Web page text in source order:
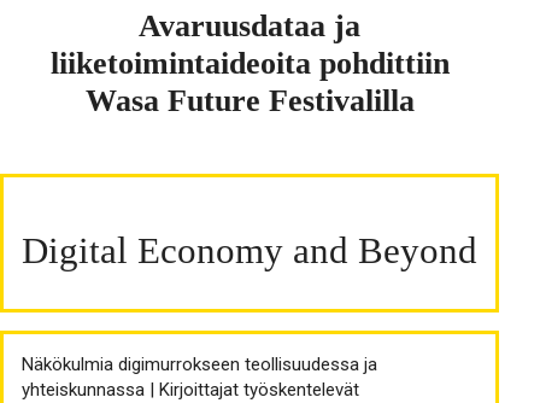
Avaruusdataa ja
liiketoimintaideoita pohdittiin
Wasa Future Festivalilla
Digital Economy and Beyond
Näkökulmia digimurrokseen teollisuudessa ja
yhteiskunnassa | Kirjoittajat työskentelevät